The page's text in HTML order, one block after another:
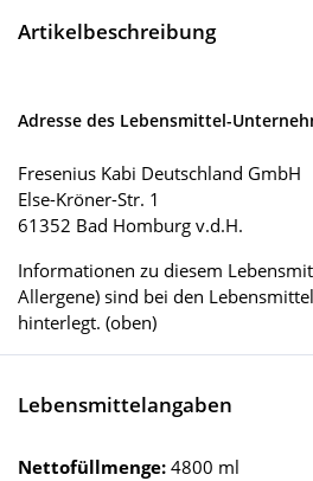
Artikelbeschreibung
Adresse des Lebensmittel-
Fresenius Kabi Deutschland GmbH
Else-Kröner-Str. 1
61352 Bad Homburg v.d.H.
Informationen zu diesem
Allergene) sind bei den
hinterlegt. (oben)
Lebensmittelangaben
Nettofüllmenge: 4800 ml